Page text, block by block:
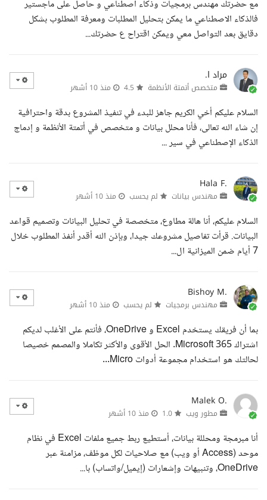
مع حضرتك مهندس برمجيات وذكاء اصطناعي و حاصل على ماجستير
فالذكاء الاصطناعي ما يمكن بتحليل المطلبات ومعرفة المطلوب بشكل
دقايق بعد التواصل معي ويمكن اقتراح ع حضرتك...
مراد ا.
متخصص أتمتة الأنظمة منذ 10 أشهر
السلام عليكم أخي الكريم جاهز للبدء في تنفيذ المشروع بدقة واحترافية
إن شاء الله تعالى، فأنا محلل بيانات و متخصص في أتمتة الأنظمة و إدماج
الذكاء الإصطناعي في سير ...
Hala F.
مهندس بيانات لم يحسب منذ 10 أشهر
السلام عليكم، أنا هالة مطاوع، متخصصة في تحليل البيانات وتصميم قواعد
البيانات. قرأت تفاصيل مشروعك جيدا، وبإذن الله أقدر أنفذ المطلوب خلال
7 أيام ضمن الميزانية ال...
Bishoy M.
مهندس برمجيات لم يحسب منذ 10 أشهر
بما أن فريقك يستخدم Excel و OneDrive، فأنتم على الأغلب لديكم
اشتراك Microsoft 365. الحل الأقوى والأكثر تكاملا والمصمم خصيصا
لحالتك هو استخدام مجموعة أدوات Micro...
Malek O.
مطور ويب منذ 10 أشهر
أنا مبرمجة ومحللة بيانات، أستطيع ربط جميع ملفات Excel في نظام
موحد (Access أو ويب) مع صلاحيات لكل موظف، مزامنة عبر
OneDrive، وتنبيهات وإشعارات (إيميل/واتساب) با...